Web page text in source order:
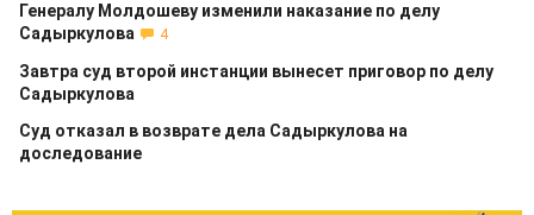
Генералу Молдошеву изменили наказание по делу
Садыркулова
4
Завтра суд второй инстанции вынесет приговор по делу
Садыркулова
Суд отказал в возврате дела Садыркулова на
доследование